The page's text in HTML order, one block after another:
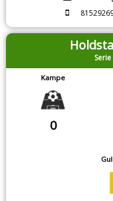
Kampe
0